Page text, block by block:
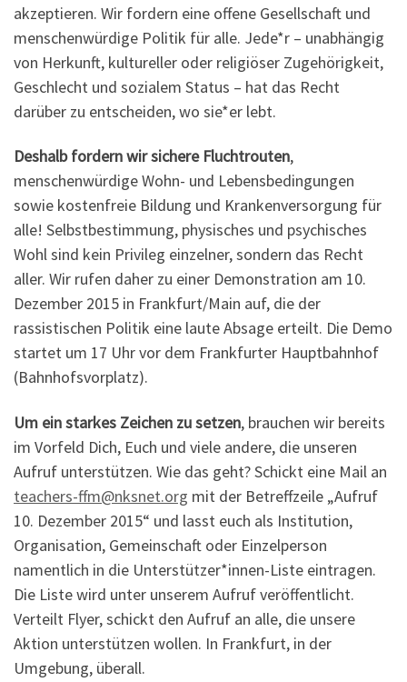
akzeptieren. Wir fordern eine offene Gesellschaft und
menschenwürdige Politik für alle. Jede*r – unabhängig
von Herkunft, kultureller oder religiöser Zugehörigkeit,
Geschlecht und sozialem Status – hat das Recht
darüber zu entscheiden, wo sie*er lebt.
Deshalb fordern wir sichere Fluchtrouten,
menschenwürdige Wohn- und Lebensbedingungen
sowie kostenfreie Bildung und Krankenversorgung für
alle! Selbstbestimmung, physisches und psychisches
Wohl sind kein Privileg einzelner, sondern das Recht
aller. Wir rufen daher zu einer Demonstration am 10.
Dezember 2015 in Frankfurt/Main auf, die der
rassistischen Politik eine laute Absage erteilt. Die Demo
startet um 17 Uhr vor dem Frankfurter Hauptbahnhof
(Bahnhofsvorplatz).
Um ein starkes Zeichen zu setzen, brauchen wir bereits
im Vorfeld Dich, Euch und viele andere, die unseren
Aufruf unterstützen. Wie das geht? Schickt eine Mail an
teachers-ffm@nksnet.org mit der Betreffzeile „Aufruf
10. Dezember 2015“ und lasst euch als Institution,
Organisation, Gemeinschaft oder Einzelperson
namentlich in die Unterstützer*innen-Liste eintragen.
Die Liste wird unter unserem Aufruf veröffentlicht.
Verteilt Flyer, schickt den Aufruf an alle, die unsere
Aktion unterstützen wollen. In Frankfurt, in der
Umgebung, überall.